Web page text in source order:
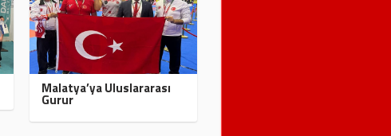
Malatya’ya Uluslararası
Gurur